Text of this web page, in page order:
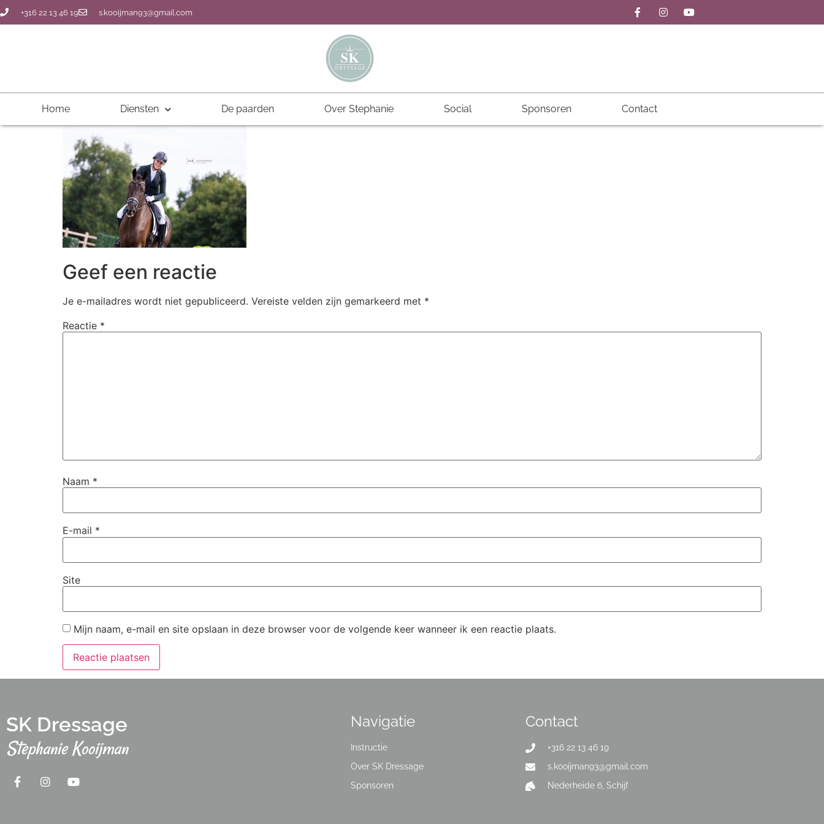
+316 22 13 46 19 s.kooijman93@gmail.com
Home Diensten De paarden Over Stephanie Social Sponsoren Contact
Geef een reactie
Je e-mailadres wordt niet gepubliceerd. Vereiste velden zijn gemarkeerd met *
Reactie *
Naam *
E-mail *
Site
Mijn naam, e-mail en site opslaan in deze browser voor de volgende keer wanneer ik een reactie plaats.
SK Dressage
Stephanie Kooijman
Navigatie
Instructie
Over SK Dressage
Sponsoren
Contact
+316 22 13 46 19
s.kooijman93@gmail.com
Nederheide 6, Schijf